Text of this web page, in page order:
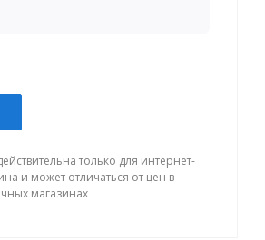
только для интернет-
и может отличаться от цен в
магазинах